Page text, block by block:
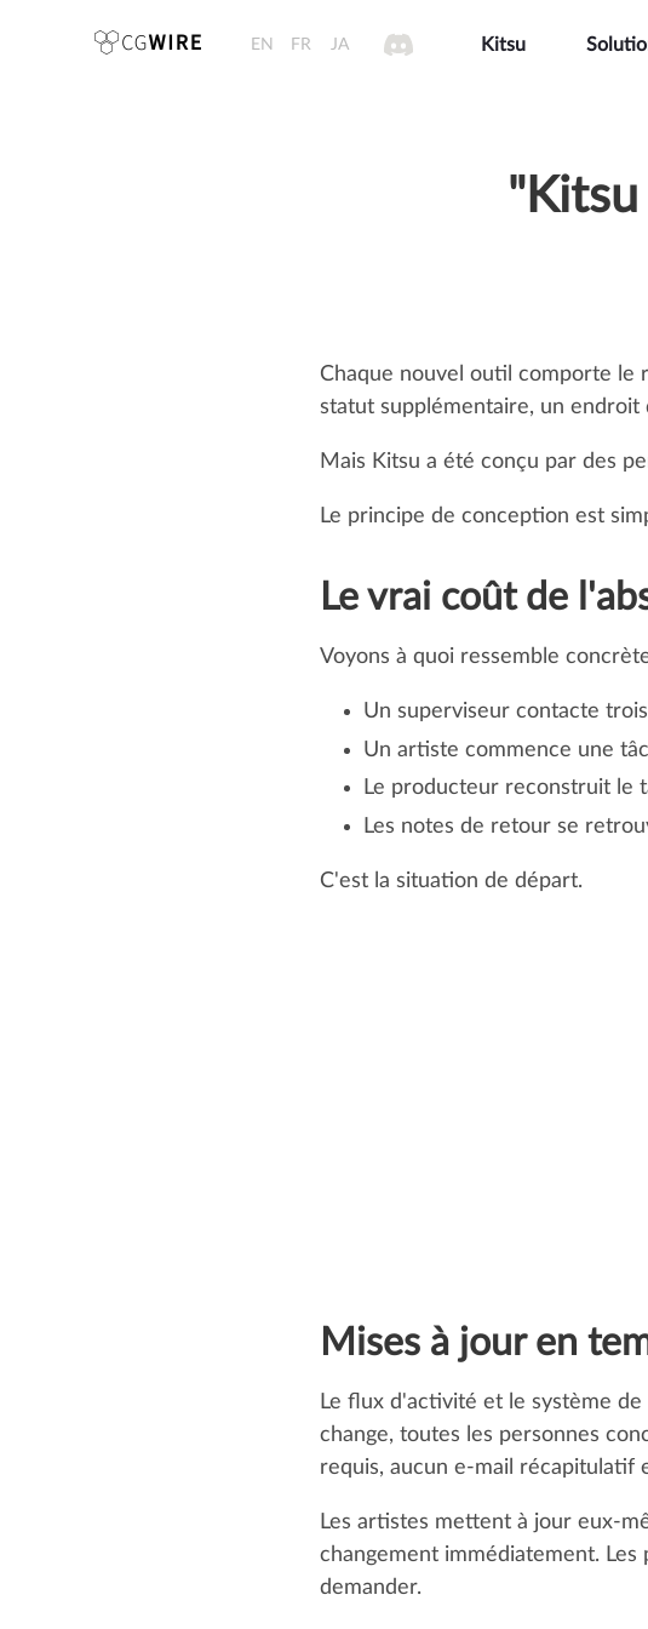
EN FR JA Kitsu
Chaque nouvel outil comporte le
statut supplémentaire, un endroit
Mais Kitsu a été conçu par des
Le principe de conception est
Le vrai coût de
Voyons à quoi ressemble
Un superviseur contacte
Un artiste commence une
Le producteur reconstruit le
Les notes de retour se
C'est la situation de départ.
Mises à jour en
Le flux d'activité et le système
change, toutes les personnes
requis, aucun e-mail récapitulatif
Les artistes mettent à jour eux-
changement immédiatement.
demander.